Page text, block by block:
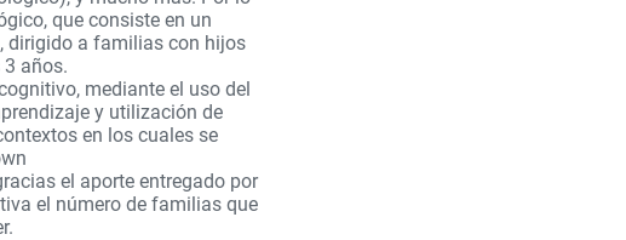
que consiste en un
dirigido a familias con hijos
años.
mediante el uso del
y utilización de
en los cuales se
el aporte entregado por
el número de familias que